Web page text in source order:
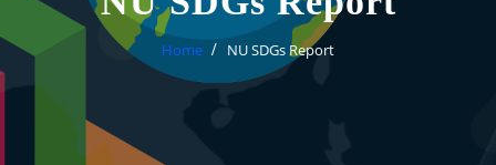
Home NU SDGs Report